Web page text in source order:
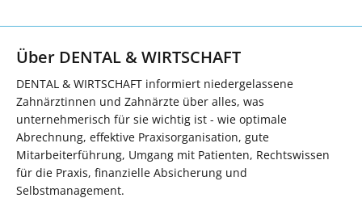
Über DENTAL & WIRTSCHAFT
DENTAL & WIRTSCHAFT informiert niedergelassene
Zahnärztinnen und Zahnärzte über alles, was
unternehmerisch für sie wichtig ist - wie optimale
Abrechnung, effektive Praxisorganisation, gute
Mitarbeiterführung, Umgang mit Patienten, Rechtswissen
für die Praxis, finanzielle Absicherung und
Selbstmanagement.